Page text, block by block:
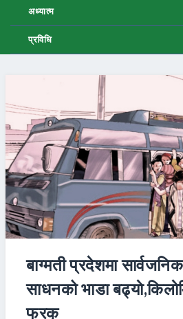
अध्यात्म
प्रविधि
बाग्मती प्रदेशमा
साधनको भाडा
फरक